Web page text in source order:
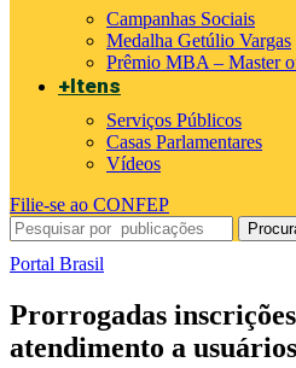
Campanhas Sociais
Medalha Getúlio Vargas
Prêmio MBA – Master
+Itens
Serviços Públicos
Casas Parlamentares
Vídeos
Filie-se ao CONFEP
Portal Brasil
Prorrogadas
atendimento a